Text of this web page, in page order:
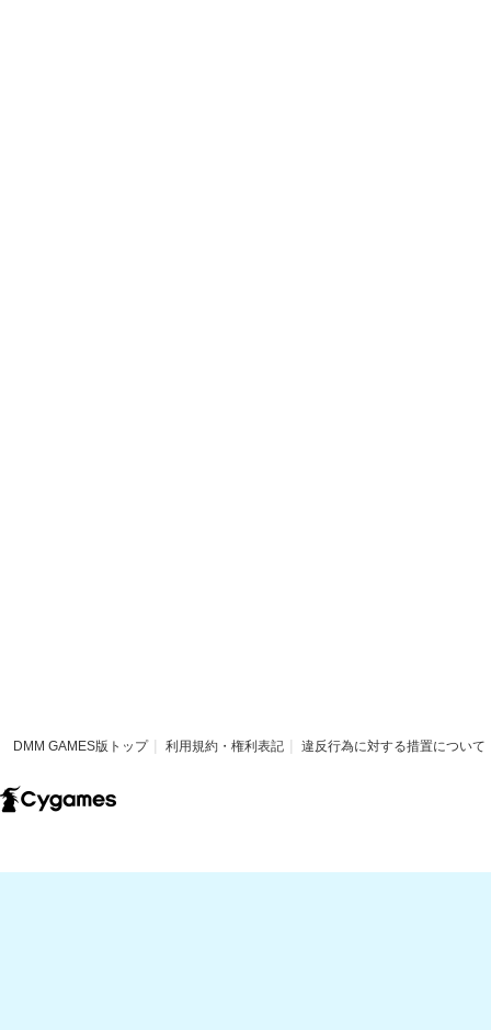
DMM GAMES版トップ 利用規約・権利表記 違反行為に対する措置について